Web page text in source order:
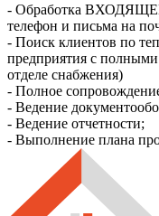
- Обработка ВХОДЯЩЕЙ
телефон и письма на
- Поиск клиентов по
предприятия с
отделе снабжения)
- Полное
- Ведение
- Ведение отчетности;
- Выполнение плана